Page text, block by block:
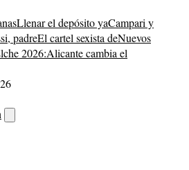
Llenar el depósito yaCampari y
padreEl cartel sexista deNuevos
2026:Alicante cambia el
buscador